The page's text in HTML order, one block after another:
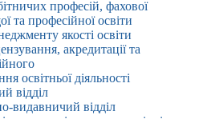
професій, фахової
та професійної освіти
якості освіти
акредитації та
освітньої діяльності
відділ
видавничий відділ